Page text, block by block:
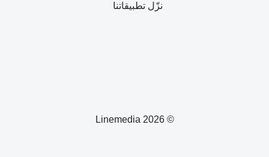
© 2026 Linemedia
نزّل تطبيقاتنا